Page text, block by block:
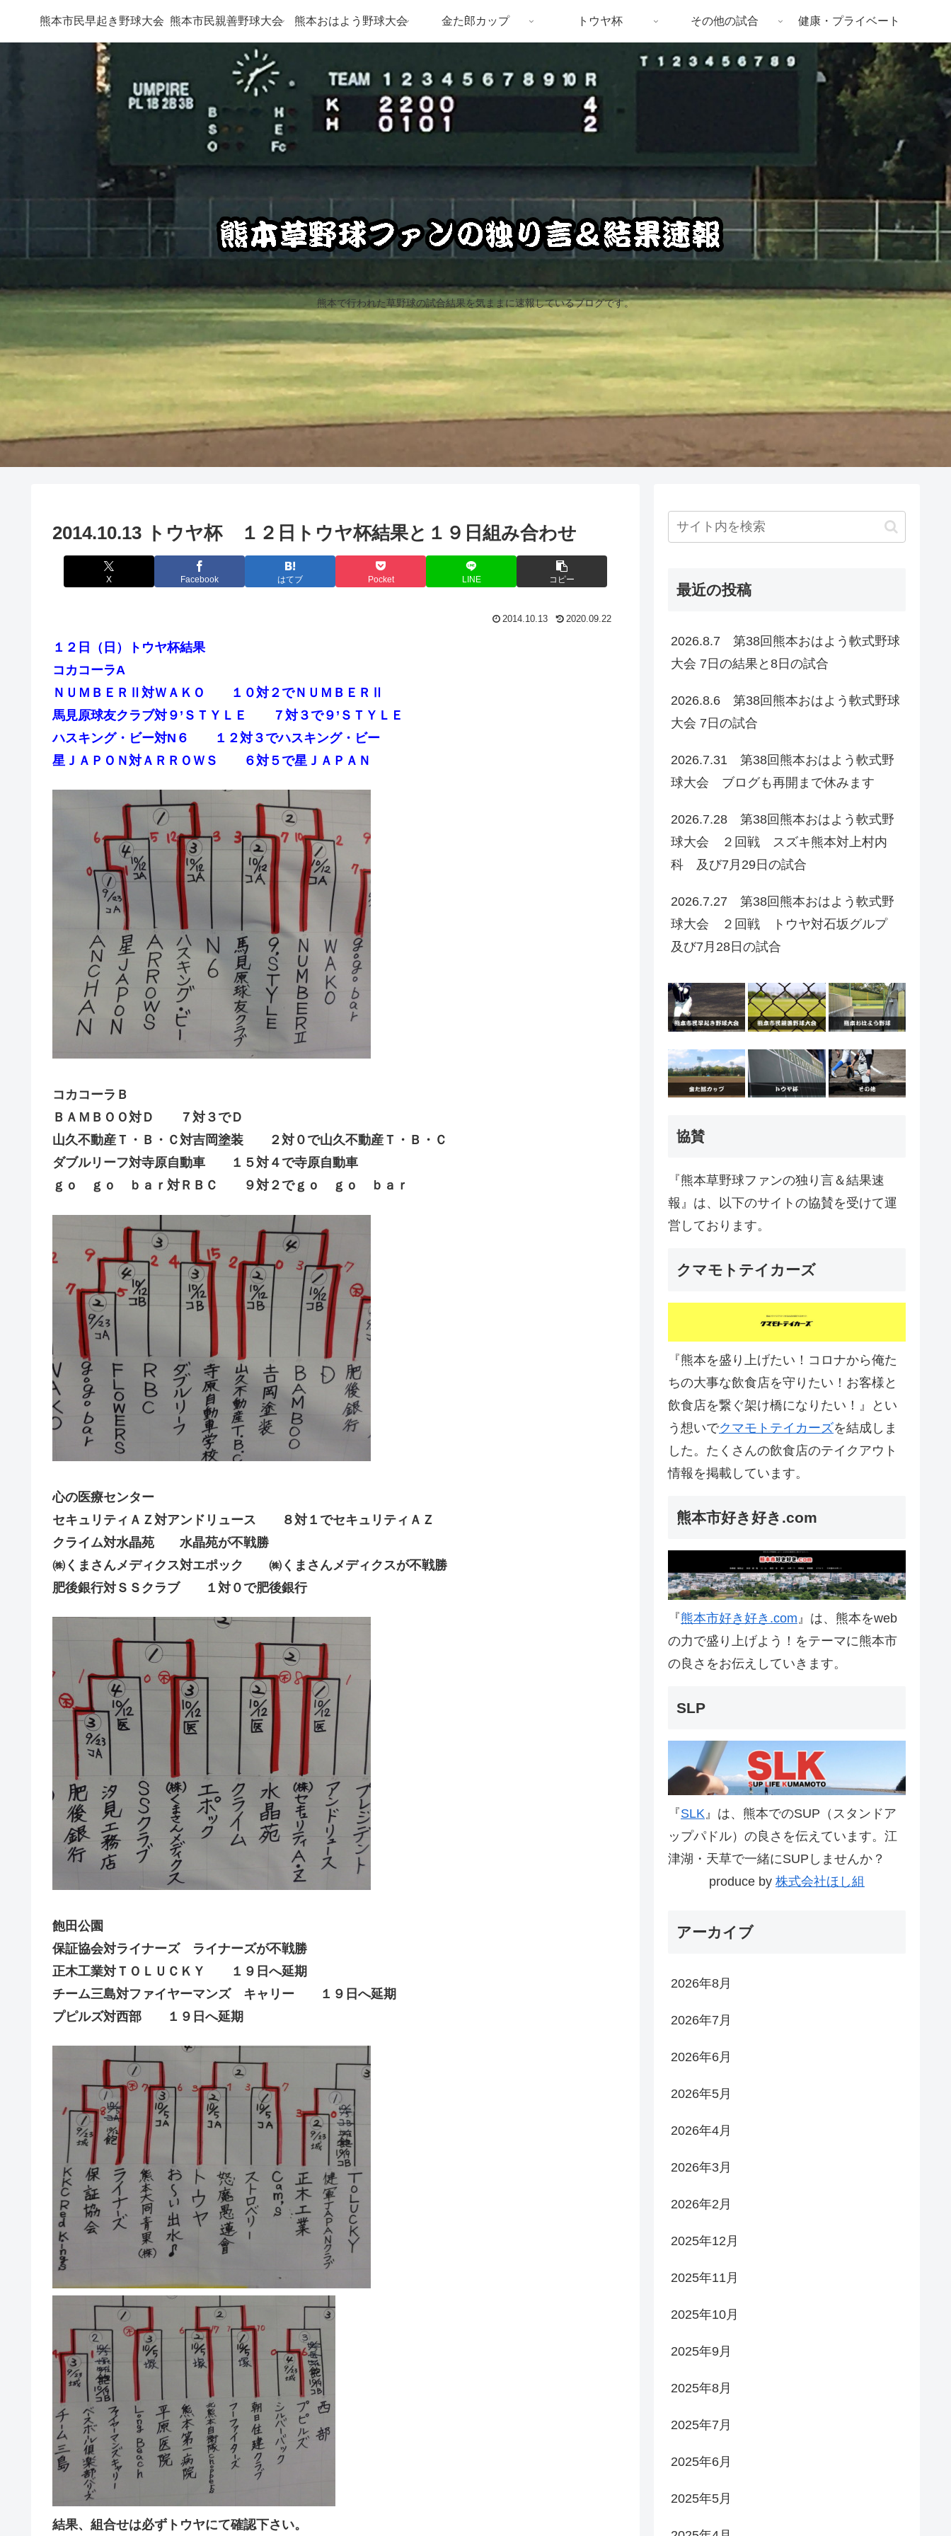
熊本で行われた草野球の試合結果を気ままに速報しているブログです。
熊本市民早起き野球大会 熊本市民親善野球大会 熊本おはよう野球大会 金た郎カップ トウヤ杯 その他の試合 健康・プライベート
2014.10.13 トウヤ杯 １２日トウヤ杯結果と１９日組み合わせ
X Facebook はてブ Pocket LINE コピー
2014.10.13 2020.09.22
１２日（日）トウヤ杯結果
コカコーラA
ＮＵＭＢＥＲⅡ対ＷＡＫＯ １０対２でＮＵＭＢＥＲⅡ
馬見原球友クラブ対９’ＳＴＹＬＥ ７対３で９’ＳＴＹＬＥ
ハスキング・ビー対N６ １２対３でハスキング・ビー
星ＪＡＰＯＮ対ＡＲＲＯＷＳ ６対５で星ＪＡＰＡＮ
コカコーラＢ
ＢＡＭＢＯＯ対Ｄ ７対３でＤ
山久不動産Ｔ・Ｂ・Ｃ対吉岡塗装 ２対０で山久不動産Ｔ・Ｂ・Ｃ
ダブルリーフ対寺原自動車 １５対４で寺原自動車
ｇｏ ｇｏ ｂａｒ対ＲＢＣ ９対２でｇｏ ｇｏ ｂａｒ
心の医療センター
セキュリティＡＺ対アンドリュース ８対１でセキュリティＡＺ
クライム対水晶苑 水晶苑が不戦勝
㈱くまさんメディクス対エポック ㈱くまさんメディクスが不戦勝
肥後銀行対ＳＳクラブ １対０で肥後銀行
飽田公園
保証協会対ライナーズ ライナーズが不戦勝
正木工業対ＴＯＬＵＣＫＹ １９日へ延期
チーム三島対ファイヤーマンズ キャリー １９日へ延期
プピルズ対西部 １９日へ延期
結果、組合せは必ずトウヤにて確認下さい。
最近の投稿
2026.8.7 第38回熊本おはよう軟式野球
大会 7日の結果と8日の試合
2026.8.6 第38回熊本おはよう軟式野球
大会 7日の試合
2026.7.31 第38回熊本おはよう軟式野
球大会 ブログも再開まで休みます
2026.7.28 第38回熊本おはよう軟式野
球大会 ２回戦 スズキ熊本対上村内
科 及び7月29日の試合
2026.7.27 第38回熊本おはよう軟式野
球大会 ２回戦 トウヤ対石坂グルプ
及び7月28日の試合
協賛
『熊本草野球ファンの独り言＆結果速
報』は、以下のサイトの協賛を受けて運
営しております。
クマモトテイカーズ
『熊本を盛り上げたい！コロナから俺た
ちの大事な飲食店を守りたい！お客様と
飲食店を繋ぐ架け橋になりたい！』とい
う想いでクマモトテイカーズを結成しま
した。たくさんの飲食店のテイクアウト
情報を掲載しています。
熊本市好き好き.com
『熊本市好き好き.com 』は、熊本をweb
の力で盛り上げよう！をテーマに熊本市
の良さをお伝えしていきます。
SLP
『SLK 』は、熊本でのSUP（スタンドア
ップパドル）の良さを伝えています。江
津湖・天草で一緒にSUPしませんか？
produce by 株式会社ほし組
アーカイブ
2026年8月
2026年7月
2026年6月
2026年5月
2026年4月
2026年3月
2026年2月
2025年12月
2025年11月
2025年10月
2025年9月
2025年8月
2025年7月
2025年6月
2025年5月